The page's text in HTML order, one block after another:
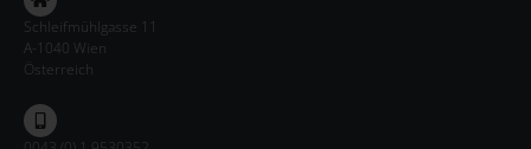
Schleifmühlgasse 11
A-1040 Wien
Österreich